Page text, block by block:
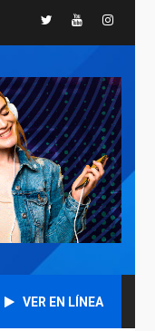
TwitterYoutube
VER EN LÍNEA
TITULARES
incluir
Expresión
de
con
AN 2015
ÚLTIMA HORA
y
desde el
tras